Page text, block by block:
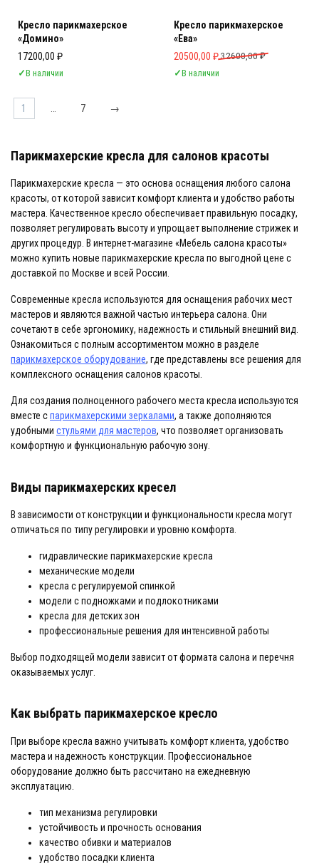
Кресло парикмахерское
«Домино»
17200,00 ₽
✓В наличии
Кресло парикмахерское
«Ева»
32600,00₽
Первоначальная цена
20500,00 ₽
Текущая цена: 20500,00 ₽.
✓В наличии
1 7 →
Парикмахерские кресла для салонов красоты
Парикмахерские кресла — это основа оснащения любого салона
красоты, от которой зависит комфорт клиента и удобство работы
мастера. Качественное кресло обеспечивает правильную посадку,
позволяет регулировать высоту и упрощает выполнение стрижек и
других процедур. В интернет-магазине «Мебель салона красоты»
можно купить новые парикмахерские кресла по выгодной цене с
доставкой по Москве и всей России.
Современные кресла используются для оснащения рабочих мест
мастеров и являются важной частью интерьера салона. Они
сочетают в себе эргономику, надежность и стильный внешний вид.
Ознакомиться с полным ассортиментом можно в разделе
парикмахерское оборудование, где представлены все решения для
комплексного оснащения салонов красоты.
Для создания полноценного рабочего места кресла используются
вместе спарикмахерскими зеркалами, а также дополняются
удобными стульями для мастеров, что позволяет организовать
комфортную и функциональную рабочую зону.
Виды парикмахерских кресел
В зависимости от конструкции и функциональности кресла могут
отличаться по типу регулировки и уровню комфорта.
гидравлические парикмахерские кресла
механические модели
кресла с регулируемой спинкой
модели с подножками и подлокотниками
кресла для детских зон
профессиональные решения для интенсивной работы
Выбор подходящей модели зависит от формата салона и перечня
оказываемых услуг.
Как выбрать парикмахерское кресло
При выборе кресла важно учитывать комфорт клиента, удобство
мастера и надежность конструкции. Профессиональное
оборудование должно быть рассчитано на ежедневную
эксплуатацию.
тип механизма регулировки
устойчивость и прочность основания
качество обивки и материалов
удобство посадки клиента